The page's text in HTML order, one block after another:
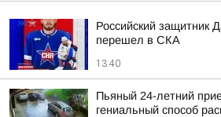
Российский защитник
перешел в СКА
13:40
Пьяный 24-летний
гениальный способ